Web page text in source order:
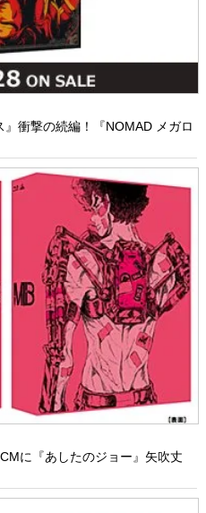
衝撃の続編！『NOMAD メガロ
に『あしたのジョー』矢吹丈